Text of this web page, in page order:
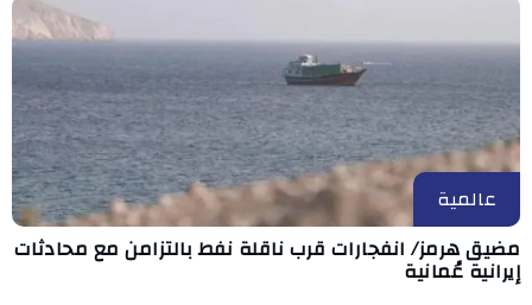
عالمية
مضيق هرمز/ انفجارات قرب ناقلة نفط بالتزامن مع محادثات
إيرانية عُمانية